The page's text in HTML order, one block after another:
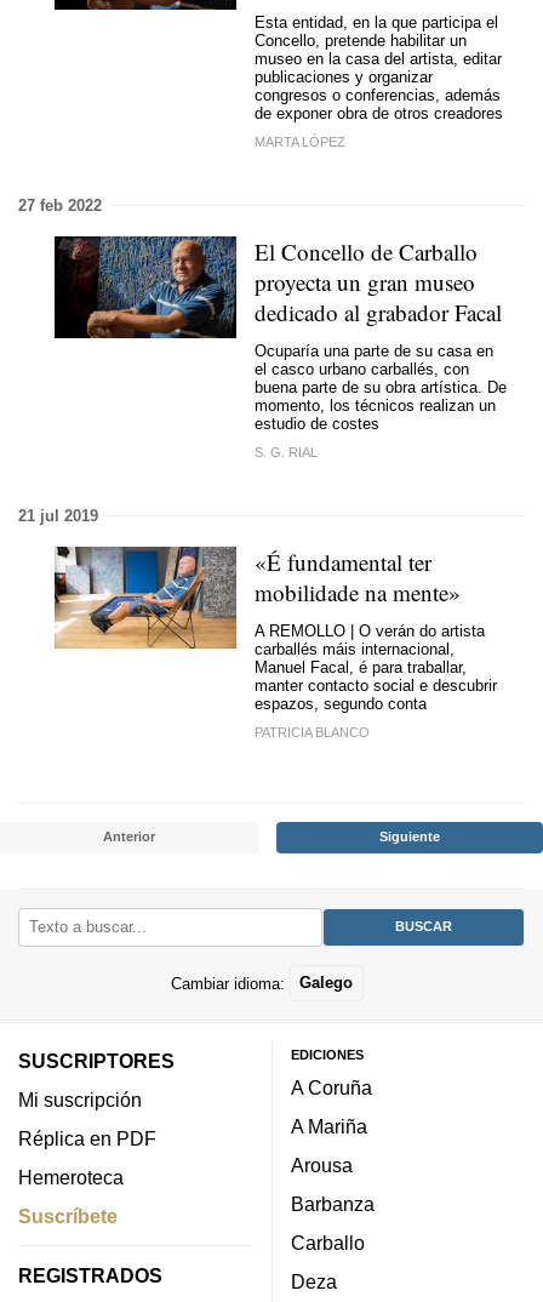
Esta entidad, en la que participa el
Concello, pretende habilitar un
museo en la casa del artista, editar
publicaciones y organizar
congresos o conferencias, además
de exponer obra de otros creadores
MARTA LÓPEZ
27 feb 2022
El Concello de Carballo
proyecta un gran museo
dedicado al grabador Facal
Ocuparía una parte de su casa en
el casco urbano carballés, con
buena parte de su obra artística. De
momento, los técnicos realizan un
estudio de costes
S. G. RIAL
21 jul 2019
«É fundamental ter
mobilidade na mente»
A REMOLLO | O verán do artista
carballés máis internacional,
Manuel Facal, é para traballar,
manter contacto social e descubrir
espazos, segundo conta
PATRICIA BLANCO
Anterior Siguiente
Cambiar idioma: Galego
SUSCRIPTORES
Mi suscripción
Réplica en PDF
Hemeroteca
Suscríbete
REGISTRADOS
EDICIONES
A Coruña
A Mariña
Arousa
Barbanza
Carballo
Deza